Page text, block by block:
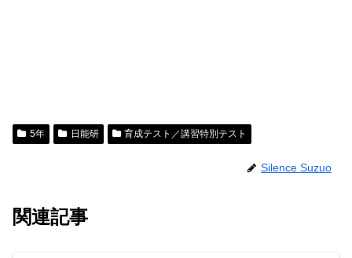
5年 日能研 育成テスト／講習特別テスト
Silence Suzuo
関連記事